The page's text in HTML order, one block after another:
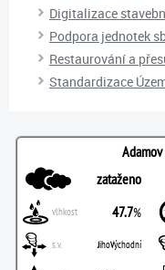
Digitalizace
Podpora jednotek
Restaurování a
Standardizace